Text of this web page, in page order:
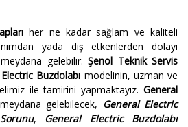
her ne kadar sağlam ve kaliteli
yada dış etkenlerden dolayı
gelebilir.Şenol Teknik Servis
Buzdolabı modelinin, uzman ve
ile tamirini yapmaktayız. General
meydana gelebilecek, General Electric
, General Electric Buzdolabı